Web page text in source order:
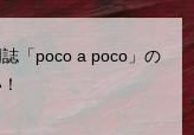
「poco a poco」の